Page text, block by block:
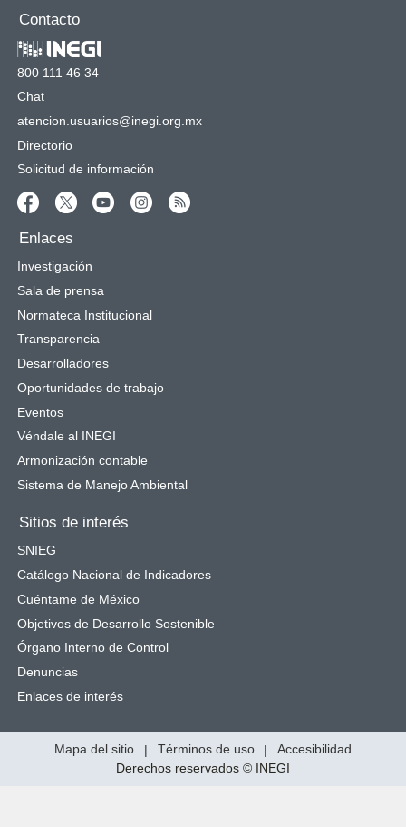
Contacto
800 111 46 34
Chat
atencion.usuarios@inegi.org.mx
Directorio
Solicitud de información
Enlaces
Investigación
Sala de prensa
Normateca Institucional
Transparencia
Desarrolladores
Oportunidades de trabajo
Eventos
Véndale al INEGI
Armonización contable
Sistema de Manejo Ambiental
Sitios de interés
SNIEG
Catálogo Nacional de Indicadores
Cuéntame de México
Objetivos de Desarrollo Sostenible
Órgano Interno de Control
Denuncias
Enlaces de interés
Mapa del sitio | Términos de uso |
Accesibilidad
Derechos reservados © INEGI